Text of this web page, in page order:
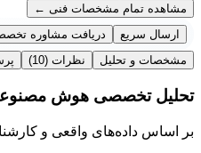
مشاهده تمام مشخصات فنی ←
ارسال سریع
دریافت مشاوره
مشخصات و تحلیل
نظرات (10)
تحلیل تخصصی هوش
بر اساس داده‌های واقعی و